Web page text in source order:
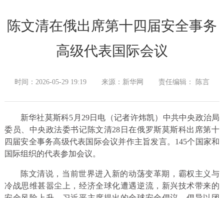
陈文清在俄出席第十四届安全事务
高级代表国际会议
时间：2026-05-29 19:19 来源：新华网 责任编辑： 陈言
新华社莫斯科5月29日电（记者许炜凯）中共中央政治局
委员、中央政法委书记陈文清28日在俄罗斯莫斯科出席第十
四届安全事务高级代表国际会议并作主旨发言。145个国家和
国际组织的代表参加会议。
陈文清说，当前世界进入新的动荡变革期，霸权主义与
冷战思维甚嚣尘上，经济全球化遭遇逆流，新兴技术带来的